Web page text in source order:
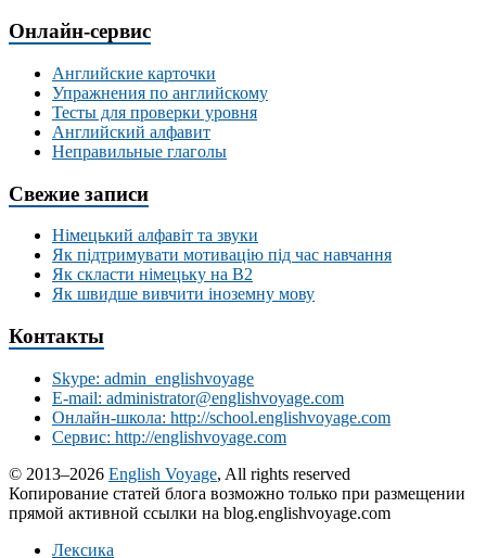
Онлайн-сервис
Английские карточки
Упражнения по английскому
Тесты для проверки уровня
Английский алфавит
Неправильные глаголы
Свежие записи
Німецький алфавіт та звуки
Як підтримувати мотивацію під час навчання
Як скласти німецьку на В2
Як швидше вивчити іноземну мову
Контакты
Skype: admin_englishvoyage
E-mail: administrator@englishvoyage.com
Онлайн-школа: http://school.englishvoyage.com
Сервис: http://englishvoyage.com
© 2013–2026 English Voyage, All rights reserved
Копирование статей блога возможно только при размещении
прямой активной ссылки на blog.englishvoyage.com
Лексика